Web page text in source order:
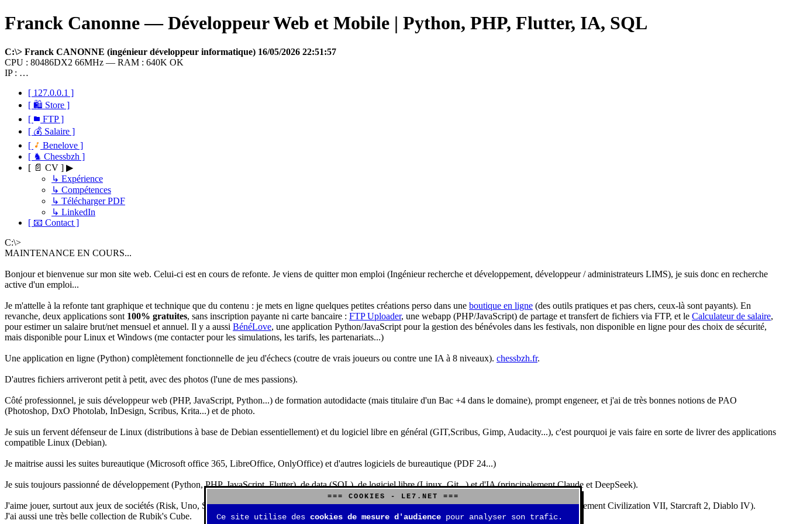
Franck Canonne — Développeur Web et Mobile | Python, PHP, Flutter, IA, SQL
C:\> Franck CANONNE (ingénieur développeur informatique) 16/05/2026 22:51:57
CPU : 80486DX2 66MHz — RAM : 640K OK
IP : …
[ 127.0.0.1 ]
[ 🛍 Store ]
[
FTP ]
[ 💰 Salaire ]
[
Benelove ]
[ ♞ Chessbzh ]
[ 📄 CV ] ▶
↳ Expérience
↳ Compétences
↳ Télécharger PDF
↳ LinkedIn
[ 📧 Contact ]
C:\>
MAINTENANCE EN COURS...
Bonjour et bienvenue sur mon site web. Celui-ci est en cours de refonte. Je viens de quitter mon emploi (Ingénieur recherche et développement, développeur / administrateurs LIMS), je suis donc en recherche
active d'un emploi...
Je m'attelle à la refonte tant graphique et technique que du contenu : je mets en ligne quelques petites créations perso dans une boutique en ligne (des outils pratiques et pas chers, ceux-là sont payants). En
revanche, deux applications sont 100% gratuites, sans inscription payante ni carte bancaire : FTP Uploader, une webapp (PHP/JavaScript) de partage et transfert de fichiers via FTP, et le Calculateur de salaire,
pour estimer un salaire brut/net mensuel et annuel. Il y a aussi BénéLove, une application Python/JavaScript pour la gestion des bénévoles dans les festivals, non disponible en ligne pour des choix de sécurité,
mais disponible pour Linux et Windows (me contacter pour les simulations, les tarifs, les partenariats...)
Une application en ligne (Python) complètement fonctionnelle de jeu d'échecs (coutre de vrais joueurs ou contre une IA à 8 niveaux). chessbzh.fr.
D'autres fichiers arriveront petit à petit, avec des photos (l'une de mes passions).
Côté professionnel, je suis développeur web (PHP, JavaScript, Python...) de formation autodidacte (mais titulaire d'un Bac +4 dans le domaine), prompt engeneer, et j'ai de très bonnes notions de PAO
(Photoshop, DxO Photolab, InDesign, Scribus, Krita...) et de photo.
Je suis un fervent défenseur de Linux (distributions à base de Debian essentiellement) et du logiciel libre en général (GIT,Scribus, Gimp, Audacity...), c'est pourquoi je vais faire en sorte de livrer des applications
compatible Linux (Debian).
Je maitrise aussi les suites bureautique (Microsoft office 365, LibreOffice, OnlyOffice) et d'autres logiciels de bureautique (PDF 24...)
Je suis toujours passionné de développement (Python, PHP, JavaScript, Flutter), de data (SQL), de logiciel libre (Linux, Git...) et d'IA (principalement Claude et DeepSeek).
J'aime jouer, surtout aux jeux de sociétés (Risk, Uno, Scrabble...), mais aussi aux jeux de stratégie (Echecs, Go, Quarto, Tock...) et aux jeux vidéos (essentiellement Civilization VII, Starcraft 2, Diablo IV).
J'ai aussi une très belle collection de Rubik's Cube.
=== COOKIES - LE7.NET ===
Ce site utilise des cookies de mesure d'audience pour analyser son trafic.